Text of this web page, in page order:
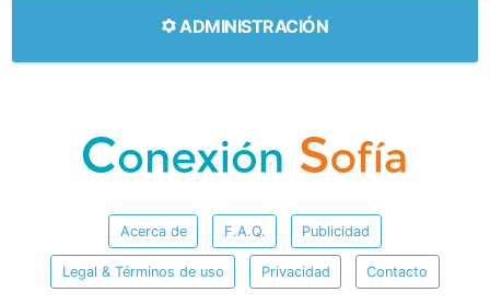
ADMINISTRACIÓN
Acerca de F.A.Q. Publicidad
Legal & Términos de uso Privacidad Contacto